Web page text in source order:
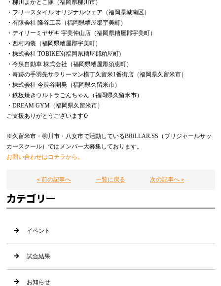
・柳川よかとこ隊（福岡県柳川市）
・フリースタイル オリジナルウェア（福岡県城南区）
・有限会社 隆谷工業（福岡県糟屋郡宇美町）
・デイリーミヤザキ 宇美仲山店（福岡県糟屋郡宇美町）
・西村内装（福岡県糟屋郡宇美町）
・株式会社 TOBIKEN(福岡県糟屋郡粕屋町)
・今泉自動車 株式会社（福岡県糟屋郡須恵町）
・奇跡の手羽先サラリーマン横丁久留米1番街店（福岡県久留米市）
・株式会社 今長谷開発（福岡県久留米市）
・鉄板焼きウルトラごんちゃん（福岡県久留米市）
・DREAM GYM（福岡県久留米市）
ご支援ありがとうございます☪️
※久留米市・柳川市・八女市で活動しているBRILLAR.SS（ブリジャールサッ
カースクール）ではメンバー大募集しております。
お問い合わせはコチラから。
« 前の記事へ 一覧に戻る 次の記事へ »
カテゴリー
イベント
試合結果
お知らせ